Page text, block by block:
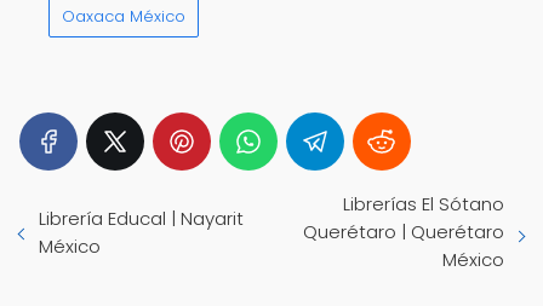
Oaxaca México
Librería Educal | Nayarit
México
Librerías El Sótano
Querétaro | Querétaro
México